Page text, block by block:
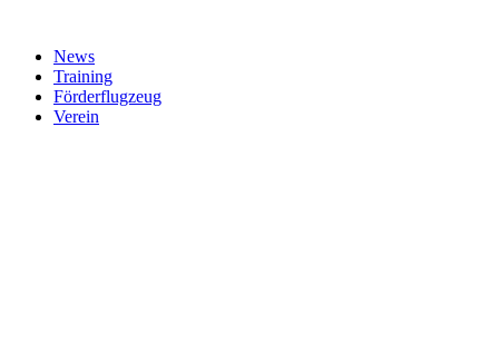
News
Training
Förderflugzeug
Verein